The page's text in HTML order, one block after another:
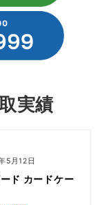
実績
5月12日
ド カードケー